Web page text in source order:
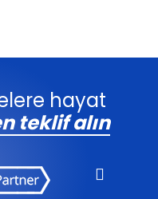
hayat
teklif alın